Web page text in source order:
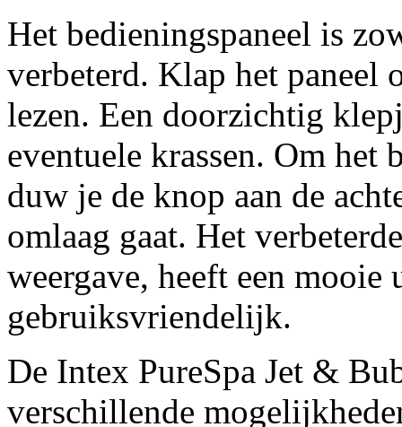
Het bedieningspaneel is
verbeterd. Klap het paneel
lezen. Een doorzichtig
eventuele krassen. Om het
duw je de knop aan de
omlaag gaat. Het
weergave, heeft een mooie
gebruiksvriendelijk.
De Intex PureSpa Jet &
verschillende